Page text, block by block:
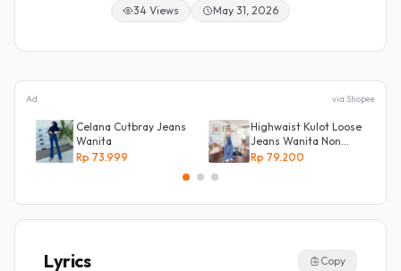
34 Views May 31, 2026
Ad via Shopee
Celana Cutbray Jeans
Wanita
Rp 73.999
Highwaist Kulot Loose
Jeans Wanita Non
Street
Rp 79.200
Lyrics Copy